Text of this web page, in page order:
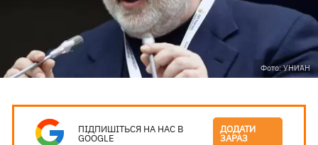
Фото: УНИАН
ПІДПИШІТЬСЯ НА НАС В
GOOGLE
ДОДАТИ
ЗАРАЗ